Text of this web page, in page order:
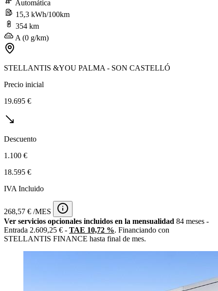
Automática
15,3 kWh/100km
354 km
A (0 g/km)
STELLANTIS &YOU PALMA - SON CASTELLÓ
Precio inicial
19.695 €
Descuento
1.100 €
18.595 €
IVA Incluido
268,57 € /MES
Ver servicios opcionales incluidos en la mensualidad 84 meses -
Entrada 2.609,25 € - TAE 10,72 %. Financiando con
STELLANTIS FINANCE hasta final de mes.